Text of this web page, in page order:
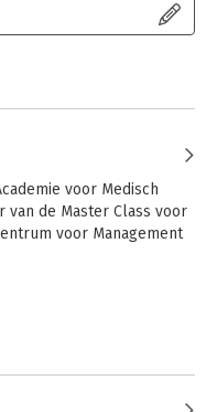
voor Medisch
de Master Class voor
voor Management